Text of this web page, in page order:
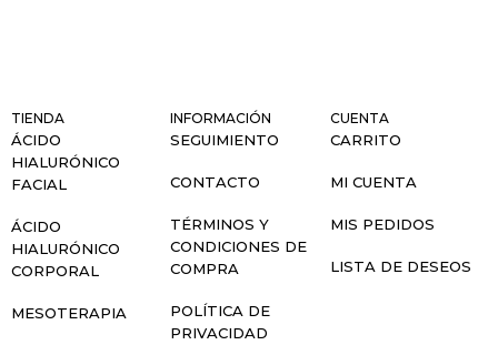
TIENDA
ÁCIDO
HIALURÓNICO
FACIAL
ÁCIDO
HIALURÓNICO
CORPORAL
MESOTERAPIA
INFORMACIÓN
SEGUIMIENTO
CONTACTO
TÉRMINOS Y
CONDICIONES DE
COMPRA
POLÍTICA DE
PRIVACIDAD
CUENTA
CARRITO
MI CUENTA
MIS PEDIDOS
LISTA DE DESEOS